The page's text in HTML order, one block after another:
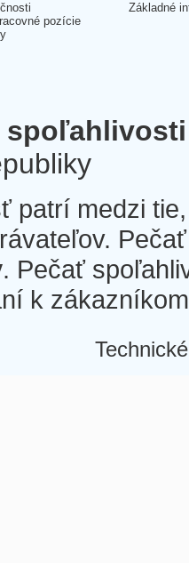
pozície
Základné
spoľahlivosti
patrí medzi
. Pečať
k